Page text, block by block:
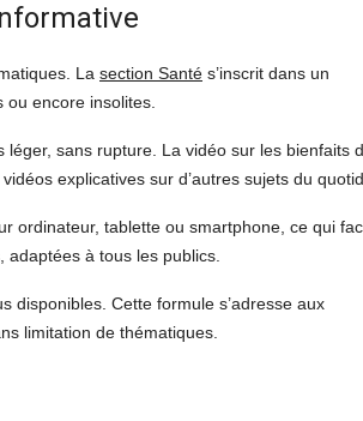
La section Santé s’inscrit dans un
encore insolites.
sans rupture. La vidéo sur les bienfaits
explicatives sur d’autres sujets du
ordinateur, tablette ou smartphone, ce qui
à tous les publics.
disponibles. Cette formule s’adresse aux
limitation de thématiques.